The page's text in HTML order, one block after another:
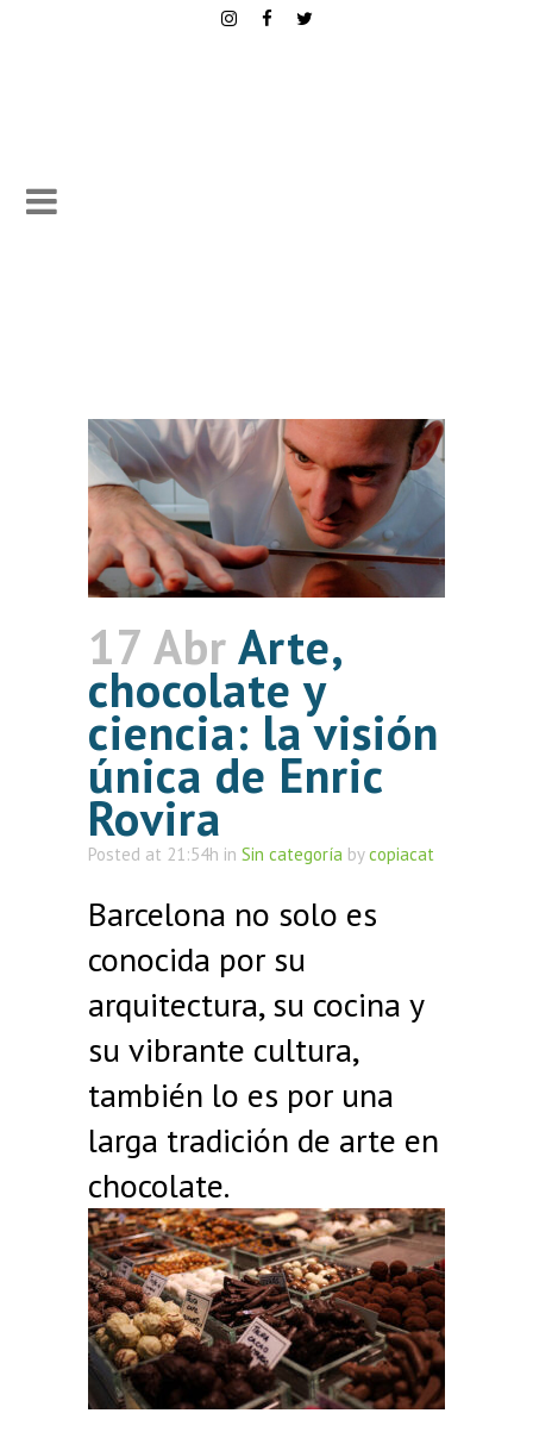
17 AbrArte,
chocolate y
ciencia: la visión
única de Enric
Rovira
Posted at 21:54h in Sin categoría bycopiacat
Barcelona no solo es
conocida por su
arquitectura, su cocina y
su vibrante cultura,
también lo es por una
larga tradición de arte en
chocolate.